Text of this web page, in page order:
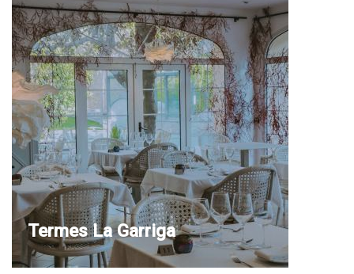
Termes La Garriga